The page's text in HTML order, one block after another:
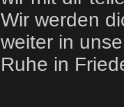
Wir werden
weiter in
Ruhe in